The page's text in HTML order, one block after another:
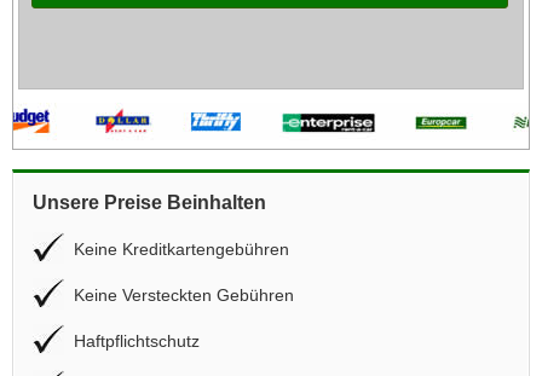
Unsere Preise Beinhalten
Keine Kreditkartengebühren
Keine Versteckten Gebühren
Haftpflichtschutz